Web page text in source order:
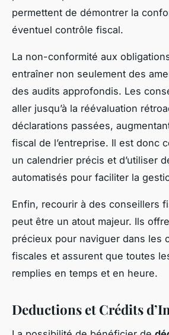
permettent de démontrer la
éventuel contrôle fiscal.
La non-conformité aux
entraîner non seulement des
des audits approfondis. Les
aller jusqu’à la réévaluation
déclarations passées,
fiscal de l’entreprise. Il est donc
un calendrier précis et d’utiliser
automatisés pour faciliter la
Enfin, recourir à des conseillers
peut être un atout majeur. Ils
précieux pour naviguer dans les
fiscales et assurent que toutes
remplies en temps et en heure.
Deductions et Crédits